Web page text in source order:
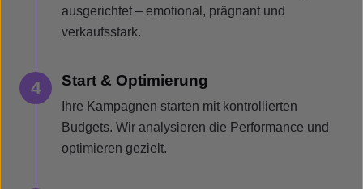
ausgerichtet – emotional, prägnant und
verkaufsstark.
4 Start & Optimierung
Ihre Kampagnen starten mit kontrollierten
Budgets. Wir analysieren die Performance und
optimieren gezielt.